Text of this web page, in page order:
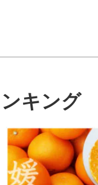
キング